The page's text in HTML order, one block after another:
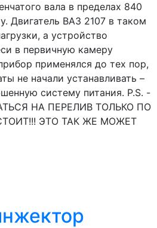
вала в пределах 840
Двигатель ВАЗ 2107 в таком
а устройство
в первичную камеру
применялся до тех пор,
не начали устанавливать –
систему питания. P.S. -
НА ПЕРЕЛИВ ТОЛЬКО ПО
ЭТО ТАК ЖЕ МОЖЕТ